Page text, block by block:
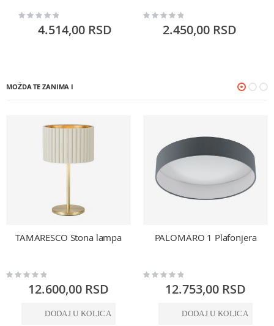
Rating:
4.514,00 RSD
Rating:
2.450,00 RSD
MOŽDA TE ZANIMA I
TAMARESCO Stona lampa
Rating:
12.600,00 RSD
DODAJ U KOLICA
PALOMARO 1 Plafonjera
Rating:
12.753,00 RSD
DODAJ U KOLICA